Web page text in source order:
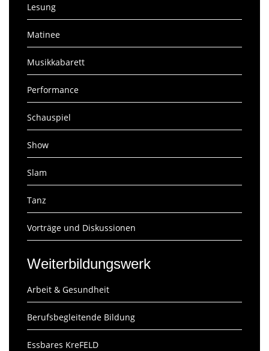
Lesung
Matinee
Musikkabarett
Performance
Schauspiel
Show
Slam
Tanz
Vorträge und Diskussionen
Weiterbildungswerk
Arbeit & Gesundheit
Berufsbegleitende Bildung
Essbares KreFELD